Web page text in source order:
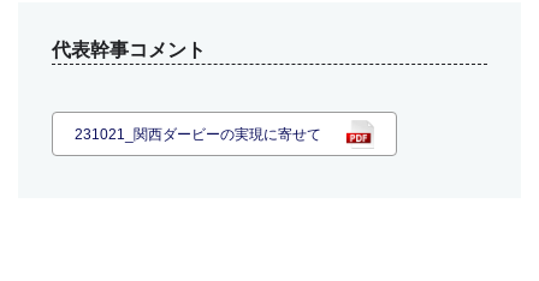
代表幹事コメント
231021_関西ダービーの実現に寄せて